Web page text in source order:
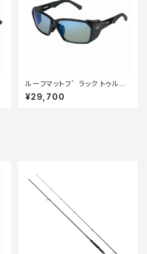
ルーフマットフ゛ラック トゥルー
ヒ゛ューフ゛ルーミラー
¥29,700